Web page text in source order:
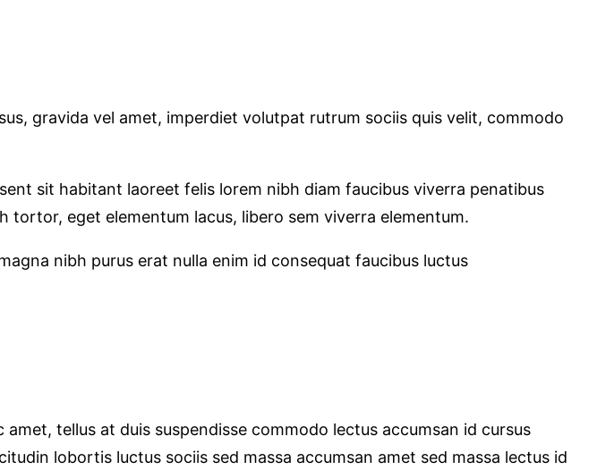
gravida vel amet, imperdiet volutpat rutrum sociis quis velit, commodo
sit habitant laoreet felis lorem nibh diam faucibus viverra penatibus
tortor, eget elementum lacus, libero sem viverra elementum.
nibh purus erat nulla enim id consequat faucibus luctus
tellus at duis suspendisse commodo lectus accumsan id cursus
lobortis luctus sociis sed massa accumsan amet sed massa lectus id